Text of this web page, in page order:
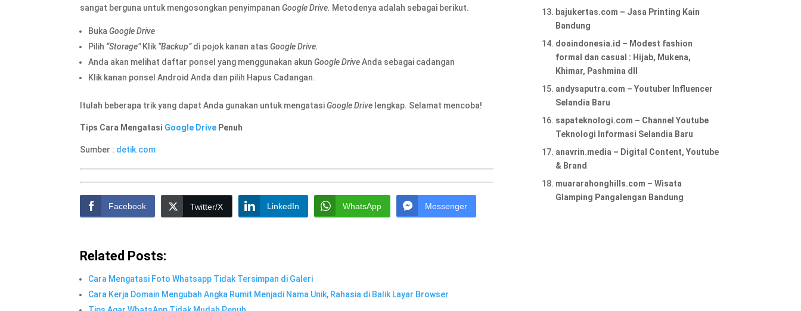
sangat berguna untuk mengosongkan penyimpananGoogle Drive. Metodenya adalah sebagai berikut.
BukaGoogle Drive
Pilih “Storage”Klik“Backup”di pojok kanan atasGoogle Drive.
Anda akan melihat daftar ponsel yang menggunakan akunGoogle DriveAnda sebagai cadangan
Klik kanan ponsel Android Anda dan pilih Hapus Cadangan.
Itulah beberapa trik yang dapat Anda gunakan untuk mengatasiGoogle Drive lengkap. Selamat mencoba!
Tips Cara Mengatasi Google Drive Penuh
Sumber : detik.com
Facebook Twitter/X LinkedIn WhatsApp Messenger
Related Posts:
Cara Mengatasi Foto Whatsapp Tidak Tersimpan di Galeri
Cara Kerja Domain Mengubah Angka Rumit Menjadi Nama Unik, Rahasia di Balik Layar Browser
bajukertas.com – Jasa Printing Kain
Bandung
doaindonesia.id – Modest fashion
formal dan casual : Hijab, Mukena,
Khimar, Pashmina dll
andysaputra.com – Youtuber Influencer
Selandia Baru
sapateknologi.com – Channel Youtube
Teknologi Informasi Selandia Baru
anavrin.media – Digital Content, Youtube
& Brand
muararahonghills.com – Wisata
Glamping Pangalengan Bandung